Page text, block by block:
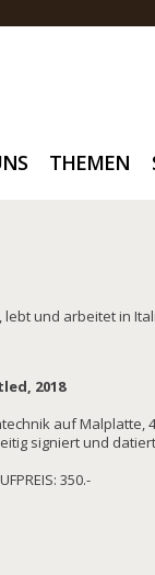
THEMEN
lebt und arbeitet in
2018
auf Malplatte,
signiert und
350.-